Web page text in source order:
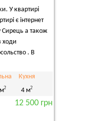
У квартирі
є інтернет
Сирець а також
ходи
. В
2
Кухня
4 м2
12 500 грн